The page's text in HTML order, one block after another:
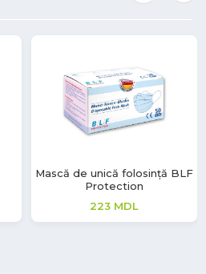
Mască de unică folosință BLF
Protection
223 MDL